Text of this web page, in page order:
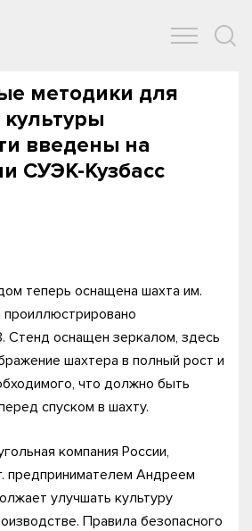
методики для
введены на
СУЭК-Кузбасс
теперь оснащена шахта им.
Стенд оснащен зеркалом, здесь
шахтера в полный рост и
что должно быть
спуском в шахту.
компания России,
предпринимателем Андреем
улучшать культуру
Правила безопасного